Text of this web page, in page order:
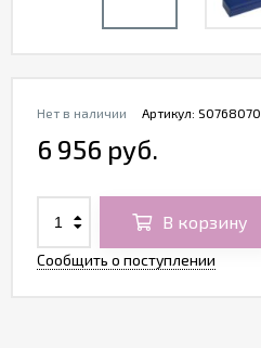
Артикул: S0768070
Нет в наличии
6 956 руб.
В корзину
Сообщить о поступлении